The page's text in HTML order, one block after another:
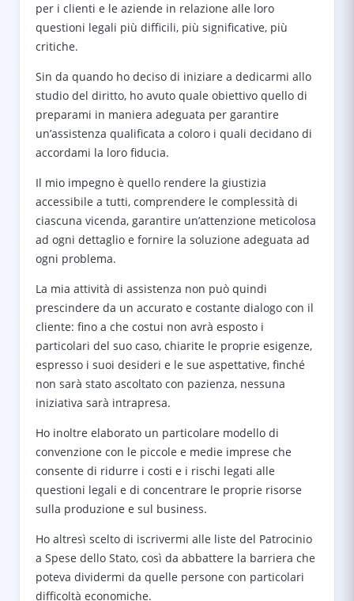
per i clienti e le aziende in relazione alle loro
questioni legali più difficili, più significative, più
critiche.
Sin da quando ho deciso di iniziare a dedicarmi allo
studio del diritto, ho avuto quale obiettivo quello di
preparami in maniera adeguata per garantire
un’assistenza qualificata a coloro i quali decidano di
accordami la loro fiducia.
Il mio impegno è quello rendere la giustizia
accessibile a tutti, comprendere le complessità di
ciascuna vicenda, garantire un’attenzione meticolosa
ad ogni dettaglio e fornire la soluzione adeguata ad
ogni problema.
La mia attività di assistenza non può quindi
prescindere da un accurato e costante dialogo con il
cliente: fino a che costui non avrà esposto i
particolari del suo caso, chiarite le proprie esigenze,
espresso i suoi desideri e le sue aspettative, finché
non sarà stato ascoltato con pazienza, nessuna
iniziativa sarà intrapresa.
Ho inoltre elaborato un particolare modello di
convenzione con le piccole e medie imprese che
consente di ridurre i costi e i rischi legati alle
questioni legali e di concentrare le proprie risorse
sulla produzione e sul business.
Ho altresì scelto di iscrivermi alle liste del Patrocinio
a Spese dello Stato, così da abbattere la barriera che
poteva dividermi da quelle persone con particolari
difficoltà economiche.